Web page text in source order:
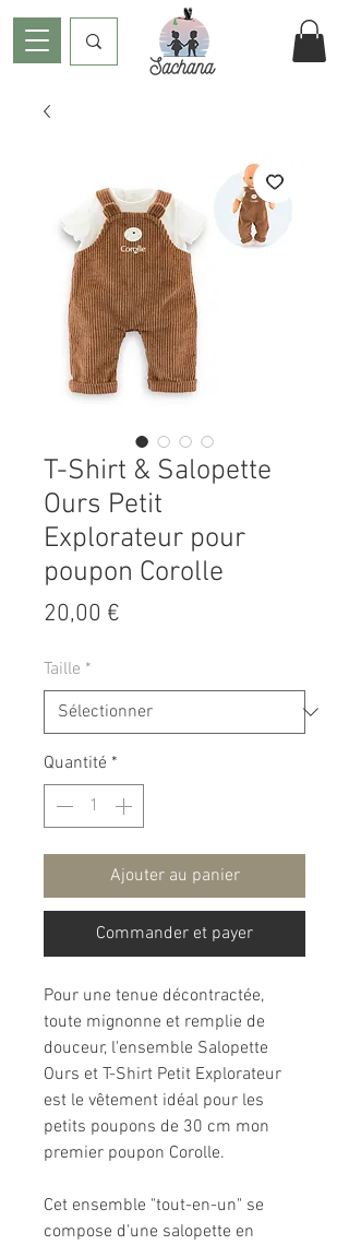
T-Shirt & Salopette
Ours Petit
Explorateur pour
poupon Corolle
20,00 €
Taille *
Quantité *
Ajouter au panier
Commander et payer
Pour une tenue décontractée,
toute mignonne et remplie de
douceur, l'ensemble Salopette
Ours et T-Shirt Petit Explorateur
est le vêtement idéal pour les
petits poupons de 30 cm mon
premier poupon Corolle.
Cet ensemble "tout-en-un" se
compose d'une salopette en